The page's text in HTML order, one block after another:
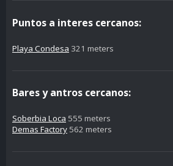
Puntos a interes cercanos:
Playa Condesa 321 meters
Bares y antros cercanos:
Soberbia Loca 555 meters
Demas Factory 562 meters